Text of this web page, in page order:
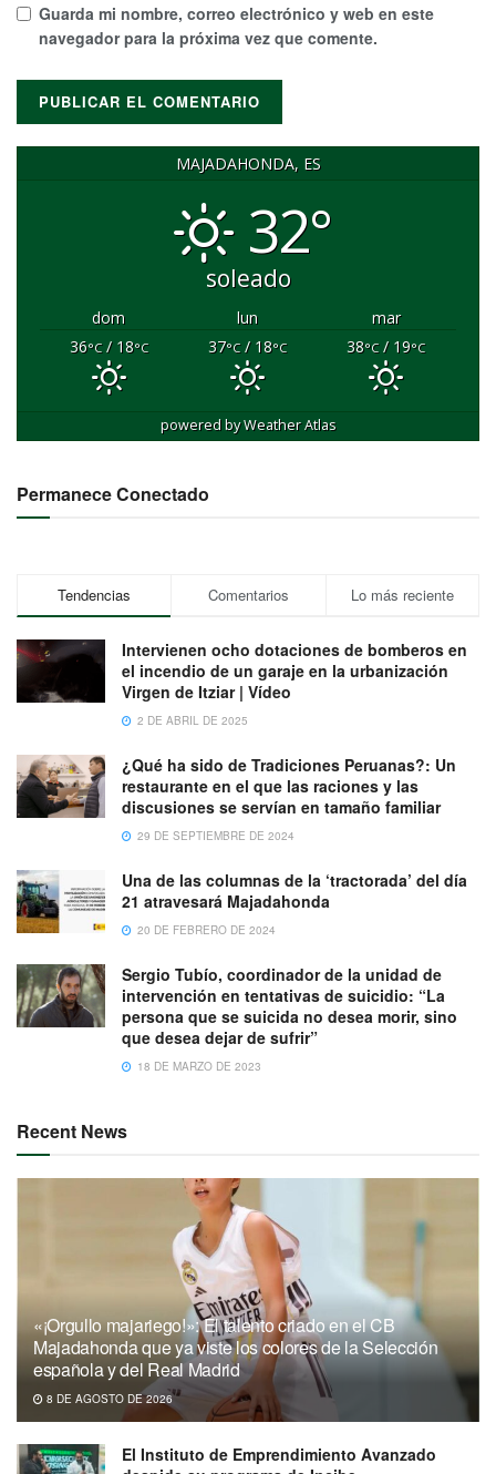
Guarda mi nombre, correo electrónico y web en este
navegador para la próxima vez que comente.
MAJADAHONDA, ES
32°
soleado
dom lun
mar
36°C/ 18°C 37°C/ 18°C 38°C/ 19°C
powered byWeather Atlas
Permanece Conectado
Tendencias Comentarios Lo más reciente
Intervienen ocho dotaciones de bomberos en
el incendio de un garaje en la urbanización
Virgen de Itziar | Vídeo
2 DE ABRIL DE 2025
¿Qué ha sido de Tradiciones Peruanas?: Un
restaurante en el que las raciones y las
discusiones se servían en tamaño familiar
29 DE SEPTIEMBRE DE 2024
Una de las columnas de la ‘tractorada’ del día
21 atravesará Majadahonda
20 DE FEBRERO DE 2024
Sergio Tubío, coordinador de la unidad de
intervención en tentativas de suicidio: “La
persona que se suicida no desea morir, sino
que desea dejar de sufrir”
18 DE MARZO DE 2023
Recent News
«¡Orgullo majariego!»: El talento criado en el CB
Majadahonda que ya viste los colores de la Selección
española y del Real Madrid
8 DE AGOSTO DE 2026
El Instituto de Emprendimiento Avanzado